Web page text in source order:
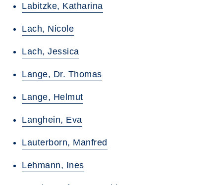
Labitzke, Katharina
Lach, Nicole
Lach, Jessica
Lange, Dr. Thomas
Lange, Helmut
Langhein, Eva
Lauterborn, Manfred
Lehmann, Ines